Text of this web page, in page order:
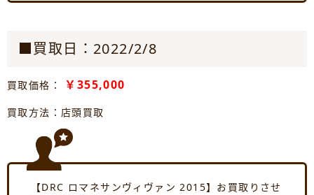
■買取日：2022/2/8
買取価格： ￥355,000
買取方法：店頭買取
【DRC ロマネサンヴィヴァン 2015】お買取りさせ